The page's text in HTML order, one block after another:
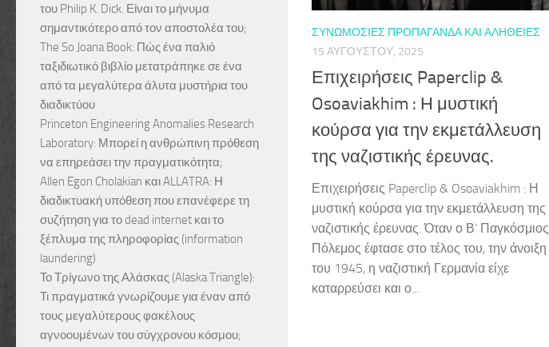
ΣΥΝΩΜΟΣΊΕΣ ΠΡΟΠΑΓΆΝΔΑ ΚΑΙ ΑΛΉΘΕΙΕΣ
15 ΑΥΓΟΎΣΤΟΥ, 2025
Επιχειρήσεις Paperclip &
Osoaviakhim : Η μυστική
κούρσα για την εκμετάλλευση
της ναζιστικής έρευνας.
Επιχειρήσεις Paperclip & Osoaviakhim : Η
μυστική κούρσα για την εκμετάλλευση της
ναζιστικής έρευνας. Όταν ο Β’ Παγκόσμιος
Πόλεμος έφτασε στο τέλος του, την άνοιξη
του 1945, η ναζιστική Γερμανία είχε
καταρρεύσει και ο...
του Philip K. Dick. Είναι το μήνυμα
σημαντικότερο από τον αποστολέα του;
The So Joana Book: Πώς ένα παλιό
ταξιδιωτικό βιβλίο μετατράπηκε σε ένα
από τα μεγαλύτερα άλυτα μυστήρια του
διαδικτύου
Princeton Engineering Anomalies Research
Laboratory: Μπορεί η ανθρώπινη πρόθεση
να επηρεάσει την πραγματικότητα;
Allen Egon Cholakian και ALLATRA: Η
διαδικτυακή υπόθεση που επανέφερε τη
συζήτηση για το dead internet και το
ξέπλυμα της πληροφορίας (information
laundering)
Το Τρίγωνο της Αλάσκας (Alaska Triangle):
Τι πραγματικά γνωρίζουμε για έναν από
τους μεγαλύτερους φακέλους
αγνοουμένων του σύγχρονου κόσμου;